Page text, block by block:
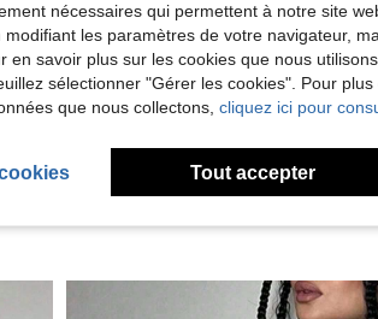
D'avis
nécessaires qui permettent à notre site
modifiant les paramètres de votre navigateur,
en savoir plus sur les cookies que nous
sélectionner "Gérer les cookies". Pour
que nous collectons, cliquez ici pour
Tout accepter